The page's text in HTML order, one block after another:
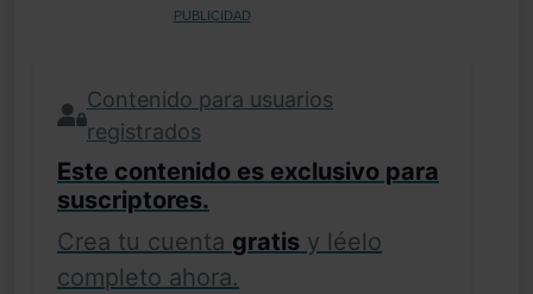
PUBLICIDAD
Contenido para usuarios
registrados
Este contenido es exclusivo para
suscriptores.
Crea tu cuenta gratis y léelo
completo ahora.